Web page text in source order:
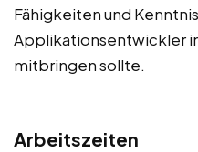
Fähigkeiten und
Applikationsentwickler
mitbringen sollte.
Arbeitszeiten